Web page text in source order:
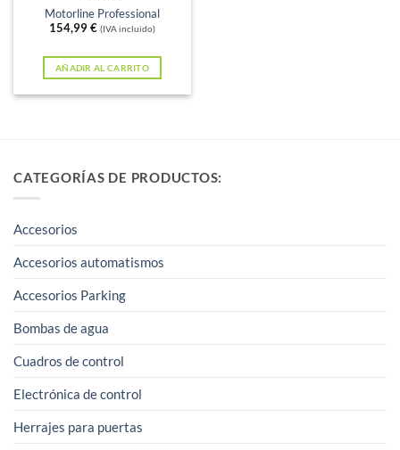
Motorline Professional
154,99€ (IVA incluido)
AÑADIR AL CARRITO
CATEGORÍAS DE PRODUCTOS:
Accesorios
Accesorios automatismos
Accesorios Parking
Bombas de agua
Cuadros de control
Electrónica de control
Herrajes para puertas